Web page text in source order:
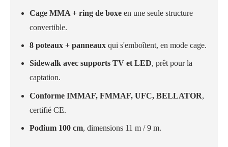
Cage MMA + ring de boxe en une seule structure
convertible.
8 poteaux + panneaux qui s'emboîtent, en mode cage.
Sidewalk avec supports TV et LED, prêt pour la
captation.
Conforme IMMAF, FMMAF, UFC, BELLATOR,
certifié CE.
Podium 100 cm, dimensions 11 m / 9 m.